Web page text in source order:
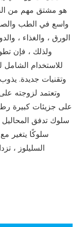
هو مشتق مهم من
واسع في الطب
الورق ، والغذاء ،
ولذلك ، فإن
للاستخدام الشامل
وتقنيات جديدة.
وتعتمد لزوجته
على جزيئات كبيرة
سلوك تدفق المحاليل
سلوكًا يتغير
السليلوز ،